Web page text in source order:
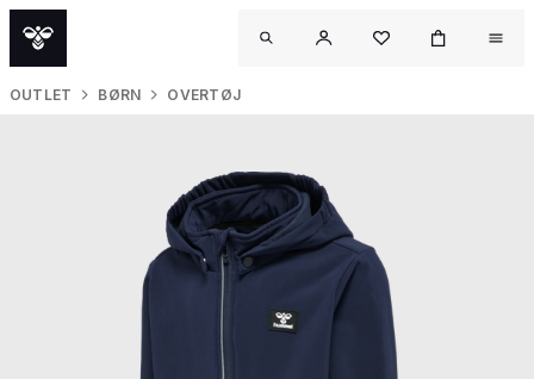
OUTLET BØRN OVERTØJ